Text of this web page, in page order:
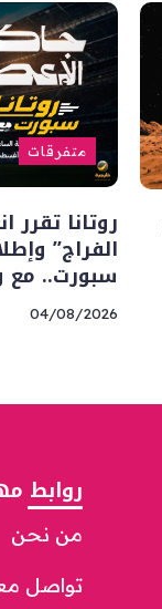
متفرقات
روتانا تقرر
الفراج”
سبورت.. مع
04/08/2026
روابط
من نحن
تواصل